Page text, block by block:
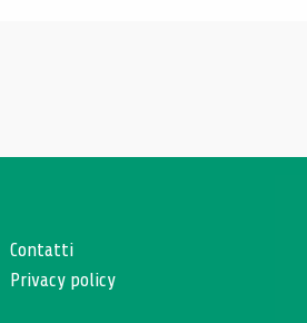
Contatti
Privacy policy